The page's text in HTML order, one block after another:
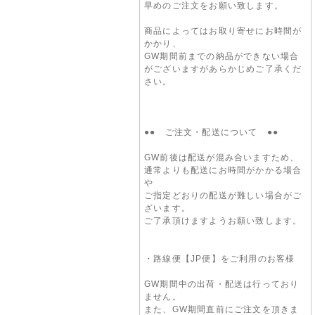
早めのご注文をお願い致します。
商品によってはお取り寄せにお時間が
かかり、
GW期間前までの納品ができない場合
がございますがあらかじめご了承くだ
さい。
●● ご注文・配送について ●●
GW前後は配送が混み合いますため、
通常よりも配送にお時間がかかる場合
や
ご指定どおりの配送が難しい場合がご
ざいます。
ご了承頂けますようお願い致します。
・路線便【JP便】をご利用のお客様
GW期間中の出荷・配送は行っており
ません。
また、GW期間直前にご注文を頂きま